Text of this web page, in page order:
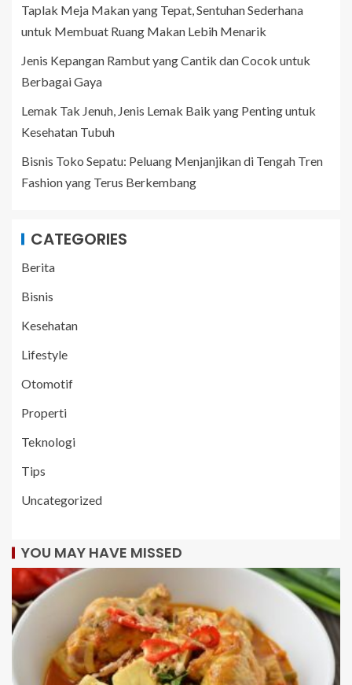
Taplak Meja Makan yang Tepat, Sentuhan Sederhana
untuk Membuat Ruang Makan Lebih Menarik
Jenis Kepangan Rambut yang Cantik dan Cocok untuk
Berbagai Gaya
Lemak Tak Jenuh, Jenis Lemak Baik yang Penting untuk
Kesehatan Tubuh
Bisnis Toko Sepatu: Peluang Menjanjikan di Tengah Tren
Fashion yang Terus Berkembang
CATEGORIES
Berita
Bisnis
Kesehatan
Lifestyle
Otomotif
Properti
Teknologi
Tips
Uncategorized
YOU MAY HAVE MISSED